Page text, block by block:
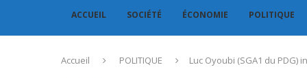
ACCUEIL SOCIÉTÉ ÉCONOMIE POLITIQUE
Accueil POLITIQUE Luc Oyoubi (SGA1 du